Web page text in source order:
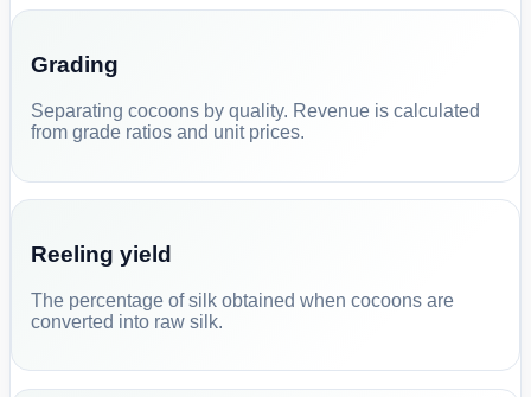
Grading
Separating cocoons by quality. Revenue is calculated
from grade ratios and unit prices.
Reeling yield
The percentage of silk obtained when cocoons are
converted into raw silk.